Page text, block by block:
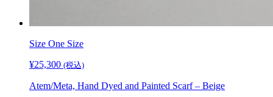
Size One Size
¥25,300 (税込)
Atem/Meta, Hand Dyed and Painted Scarf – Beige